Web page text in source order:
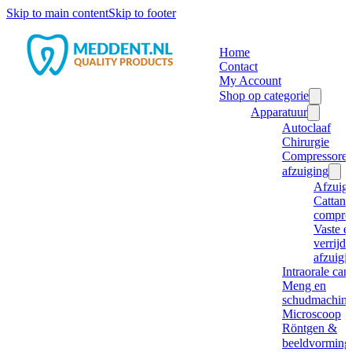
Skip to main contentSkip to footer
Home
Contact
My Account
Shop op categorie
Apparatuur
Autoclaaf
Chirurgie
afzuiging
Cattani
Vaste
Intraorale
Meng en
Microscoop
Röntgen &
beeldvorming